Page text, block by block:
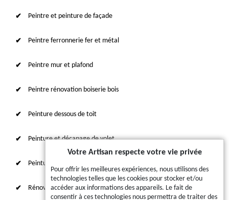
Peintre et peinture de façade
Peintre ferronnerie fer et métal
Peintre mur et plafond
Peintre rénovation boiserie bois
Peinture dessous de toit
Peinture et décapage de volet
Peinture sur tuile et toiture
Rénovation intérieure 87
Votre Artisan respecte votre vie privée
Pour offrir les meilleures expériences, nous utilisons des
technologies telles que les cookies pour stocker et/ou
accéder aux informations des appareils. Le fait de
consentir à ces technologies nous permettra de traiter des